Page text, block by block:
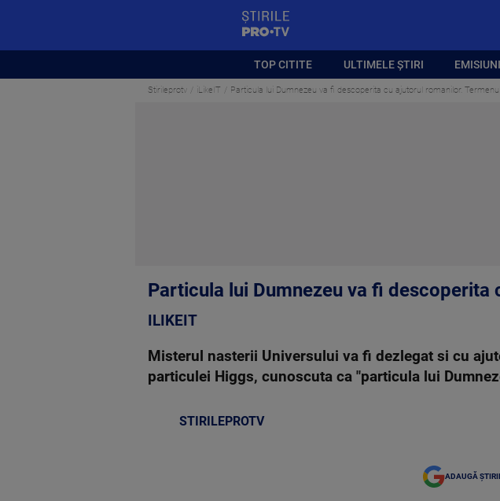
TOP CITITE ULTIMELE ȘTIRI
Stirileprotv iLikeIT Particula lui Dumnezeu va fi descoperita cu ajutorul romanilor.
Particula lui Dumnezeu va fi
ILIKEIT
Misterul nasterii Universului va fi dezlegat si cu
particulei Higgs, cunoscuta ca "particula lui
STIRILEPROTV
ADAUGĂ